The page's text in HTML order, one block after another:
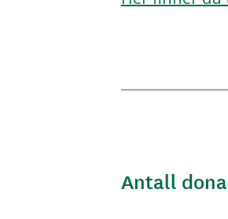
Antall